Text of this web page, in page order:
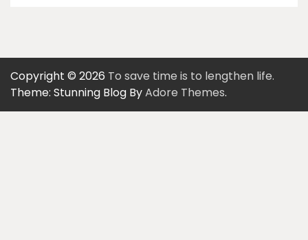
Copyright © 2026 To save time is to lengthen life.
Theme: Stunning Blog ByAdore Themes.